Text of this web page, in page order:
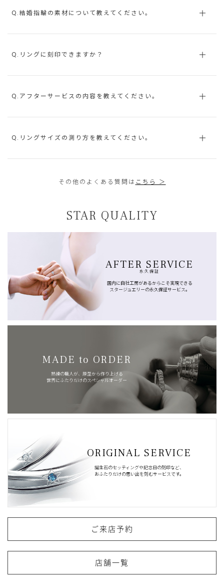
Q.結婚指輪の素材について教えてください。
Q.リングに刻印できますか？
Q.アフターサービスの内容を教えてください。
Q.リングサイズの測り方を教えてください。
その他のよくある質問は こちら ＞
STAR QUALITY
AFTER SERVICE
永久保証
国内に自社工房があるからこそ実現できる
スタージュエリーの永久保証サービス。
MADE to ORDER
熟練の職人が、原型から作り上げる
世界にふたりだけのスペシャルオーダー
ORIGINAL SERVICE
誕生石のセッティングや記念日の刻印など、
おふたりだけの思い出を刻むサービスです。
ご来店予約
店舗一覧